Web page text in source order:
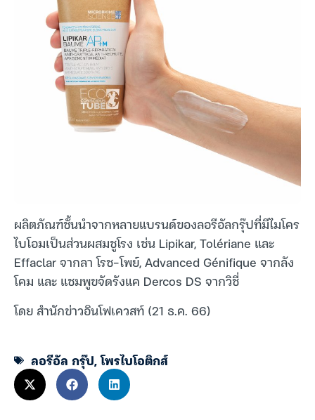
ผลิตภัณฑ์ชั้นนำจากหลายแบรนด์ของลอรีอัลกรุ๊ปที่มีไมโคร
ไบโอมเป็นส่วนผสมชูโรง เช่น Lipikar, Tolériane และ
Effaclar จากลา โรช-โพย์, Advanced Génifique จากลัง
โคม และ แชมพูขจัดรังแค Dercos DS จากวิชี่
โดย สำนักข่าวอินโฟเควสท์ (21 ธ.ค. 66)
ลอรีอัล กรุ๊ป,โพรไบโอติกส์